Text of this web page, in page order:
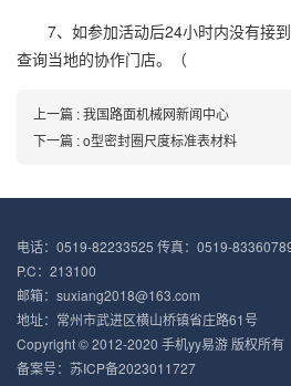
7、如参加活动后24小时内没有接到
查询当地的协作门店。（
上一篇 : 我国路面机械网新闻中心
下一篇 : o型密封圈尺度标准表材料
电话：0519-82233525 传真：0519-
P.C：213100
邮箱：suxiang2018@163.com
地址：常州市武进区横山桥镇省庄路61号
Copyright © 2012-2020 手机yy易游 版权所有
备案号：苏ICP备2023011727